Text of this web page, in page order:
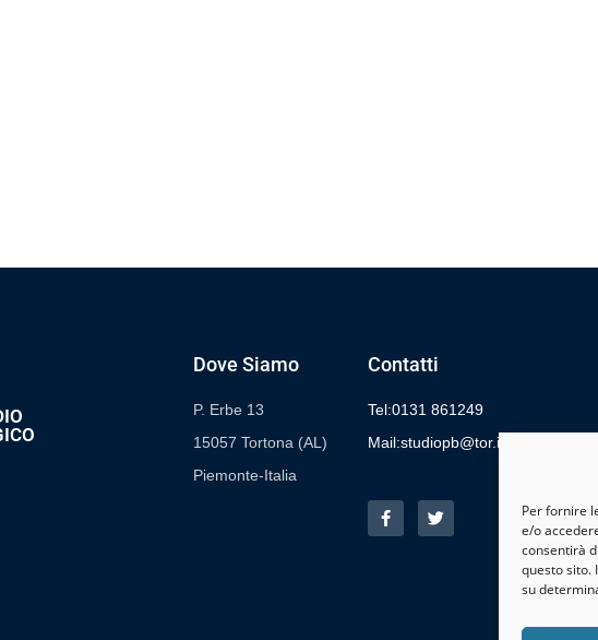
Per fornire
e/o
consentirà
questo sito.
su
Dove Siamo
P. Erbe 13
15057 Tortona (AL)
Piemonte-Italia
Contatti
Tel:0131 861249
Mail:studiopb@tor.it